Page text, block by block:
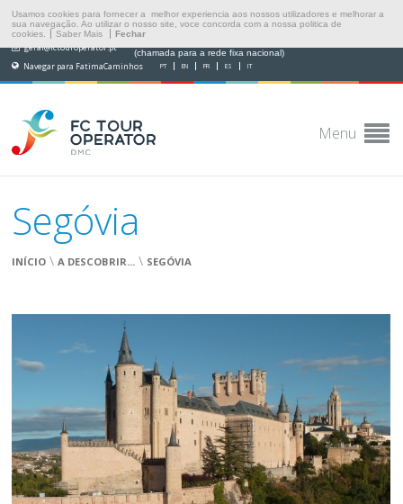
Usamos cookies para fornecer a melhor experiencia aos nossos utilizadores e melhorar a
sua navegação. Ao utilizar o nosso site, voce concorda com a nossa politica de
cookies.
Saber Mais Fechar
geral@fctouroperator.pt (chamada para a rede fixa nacional)
Navegar para FatimaCaminhos PT EN FR ES IT
Menu
Segóvia
INÍCIO \ A DESCOBRIR... \ SEGÓVIA